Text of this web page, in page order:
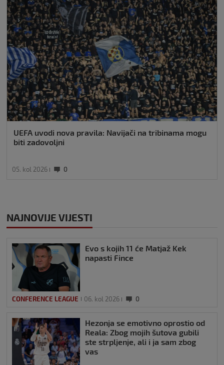
UEFA uvodi nova pravila: Navijači na tribinama mogu
biti zadovoljni
05. kol 2026 0
NAJNOVIJE VIJESTI
Evo s kojih 11 će Matjaž Kek
napasti Fince
CONFERENCE LEAGUE 06. kol 2026 0
Hezonja se emotivno oprostio od
Reala: Zbog mojih šutova gubili
ste strpljenje, ali i ja sam zbog
vas